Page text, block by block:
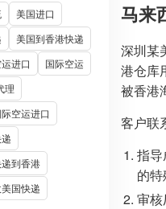
美国进口
美国到香港快递
进口
国际空运
理
空运进口
到香港
国快递
马来
深圳某
港仓库
被香港
客户联
指导
的
审